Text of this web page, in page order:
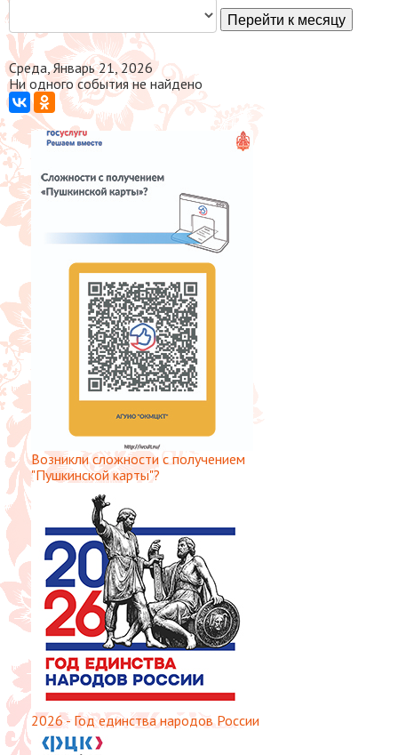
Перейти к месяцу
Среда, Январь 21, 2026
Ни одного события не найдено
Возникли сложности с получением
"Пушкинской карты"?
2026 - Год единства народов России